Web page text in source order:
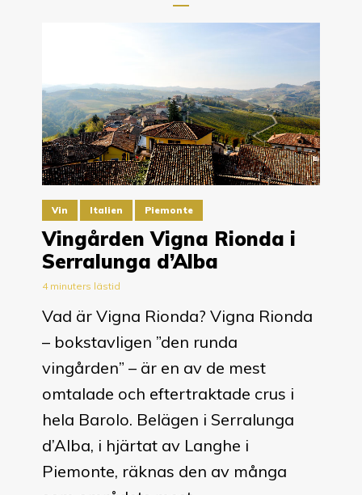
Vin Italien Piemonte
Vingården Vigna Rionda i
Serralunga d’Alba
4 minuters lästid
Vad är Vigna Rionda? Vigna Rionda
– bokstavligen ”den runda
vingården” – är en av de mest
omtalade och eftertraktade crus i
hela Barolo. Belägen i Serralunga
d’Alba, i hjärtat av Langhe i
Piemonte, räknas den av många